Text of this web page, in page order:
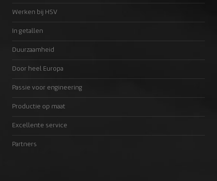
Werken bij HSV
In getallen
Duurzaamheid
Door heel Europa
Passie voor engineering
Productie op maat
Excellente service
Partners